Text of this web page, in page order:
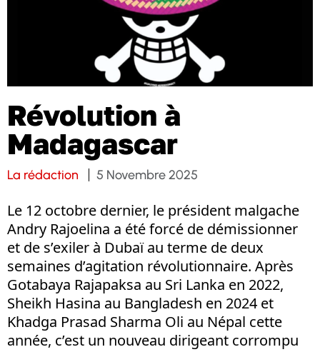
Révolution à
Madagascar
La rédaction 5 Novembre 2025
Le 12 octobre dernier, le président malgache
Andry Rajoelina a été forcé de démissionner
et de s’exiler à Dubaï au terme de deux
semaines d’agitation révolutionnaire. Après
Gotabaya Rajapaksa au Sri Lanka en 2022,
Sheikh Hasina au Bangladesh en 2024 et
Khadga Prasad Sharma Oli au Népal cette
année, c’est un nouveau dirigeant corrompu